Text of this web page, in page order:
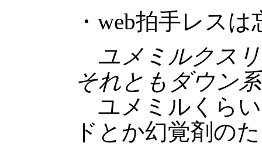
・web拍手レス
ユメミルクス
それともダウン
ユメミルくら
ドとか幻覚剤の